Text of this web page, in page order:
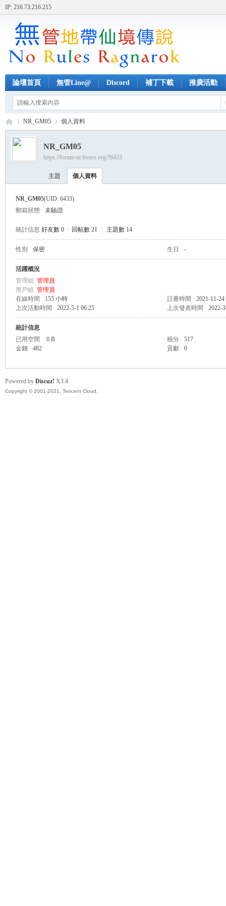
IP: 216.73.216.215
論壇首頁 無管Line@ Discord 補丁下載 推廣活動
地
›
NR_GM05 個人資料
NR_GM05
https://forum-nr.freero.org/?6433
主題 個人資料
NR_GM05(UID: 6433)
郵箱狀態
未驗證
統計信息 好友數 0 回帖數 21 主題數 14
性別 保密 生日 -
活躍概況
管理組 管理員
用戶組 管理員
在線時間
155 小時 註冊時間
2021-11-24
上次活動時間
2022-5-1 06:25 上次發表時間 2022-
統計信息
已用空間
0 B 積分
517
金錢
482 貢獻 0
Powered by Discuz! X3.4
Copyright © 2001-2021, Tencent Cloud.